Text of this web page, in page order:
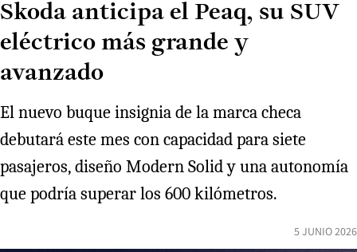
Skoda anticipa el Peaq, su SUV
eléctrico más grande y
avanzado
El nuevo buque insignia de la marca checa
debutará este mes con capacidad para siete
pasajeros, diseño Modern Solid y una autonomía
que podría superar los 600 kilómetros.
5 JUNIO 2026